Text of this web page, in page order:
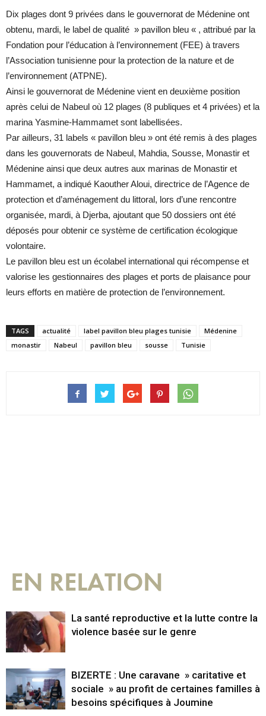
Dix plages dont 9 privées dans le gouvernorat de Médenine ont
obtenu, mardi, le label de qualité » pavillon bleu « , attribué par la
Fondation pour l’éducation à l’environnement (FEE) à travers
l’Association tunisienne pour la protection de la nature et de
l’environnement (ATPNE).
Ainsi le gouvernorat de Médenine vient en deuxième position
après celui de Nabeul où 12 plages (8 publiques et 4 privées) et la
marina Yasmine-Hammamet sont labellisées.
Par ailleurs, 31 labels « pavillon bleu » ont été remis à des plages
dans les gouvernorats de Nabeul, Mahdia, Sousse, Monastir et
Médenine ainsi que deux autres aux marinas de Monastir et
Hammamet, a indiqué Kaouther Aloui, directrice de l’Agence de
protection et d’aménagement du littoral, lors d’une rencontre
organisée, mardi, à Djerba, ajoutant que 50 dossiers ont été
déposés pour obtenir ce système de certification écologique
volontaire.
Le pavillon bleu est un écolabel international qui récompense et
valorise les gestionnaires des plages et ports de plaisance pour
leurs efforts en matière de protection de l’environnement.
TAGS actualité label pavillon bleu plages tunisie
Médenine
monastir
Nabeul pavillon bleu sousse Tunisie
EN RELATION
La santé reproductive et la lutte contre la
violence basée sur le genre
BIZERTE : Une caravane » caritative et
sociale » au profit de certaines familles à
besoins spécifiques à Joumine